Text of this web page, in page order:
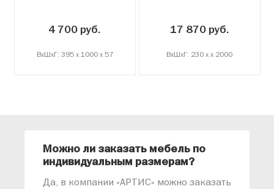
4 700 руб.
ВxШxГ: 395 x 1000 x 57
17 870 руб.
ВxШxГ: 230 x x 2000
Можно ли заказать мебель по
индивидуальным размерам?
Да, в компании «АРТИС» можно заказать